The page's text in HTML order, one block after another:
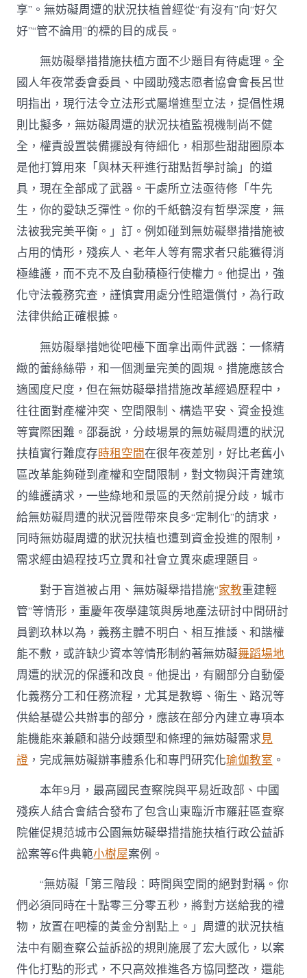
享”。無妨礙周遭的狀況扶植曾經從“有沒有”向“好欠
好”“管不論用”的標的目的成長。
無妨礙舉措措施扶植方面不少題目有待處理。全
國人年夜常委會委員、中國助殘志愿者協會會長呂世
明指出，現行法令立法形式屬增進型立法，提倡性規
則比擬多，無妨礙周遭的狀況扶植監視機制尚不健
全，權責設置裝備擺設有待細化，相那些甜甜圈原本
是他打算用來「與林天秤進行甜點哲學討論」的道
具，現在全部成了武器。干處所立法亟待修「牛先
生，你的愛缺乏彈性。你的千紙鶴沒有哲學深度，無
法被我完美平衡。」訂。例如碰到無妨礙舉措措施被
占用的情形，殘疾人、老年人等有需求者只能獲得消
極維護，而不克不及自動積極行使權力。他提出，強
化守法義務究查，謹慎實用處分性賠還償付，為行政
法律供給正確根據。
無妨礙舉措她從吧檯下面拿出兩件武器：一條精
緻的蕾絲絲帶，和一個測量完美的圓規。措施應該合
適國度尺度，但在無妨礙舉措措施改革經過歷程中，
往往面對產權沖突、空間限制、構造平安、資金投進
等實際困難。邵磊說，分歧場景的無妨礙周遭的狀況
扶植實行難度存時租空間在很年夜差別，好比老舊小
區改革能夠碰到產權和空間限制，對文物與汗青建筑
的維護請求，一些綠地和景區的天然前提分歧，城市
給無妨礙周遭的狀況晉陞帶來良多“定制化”的請求，
同時無妨礙周遭的狀況扶植也遭到資金投進的限制，
需求經由過程技巧立異和社會立異來處理題目。
對于盲道被占用、無妨礙舉措措施“家教重建輕
管”等情形，重慶年夜學建筑與房地產法研討中間研討
員劉玖林以為，義務主體不明白、相互推諉、和諧權
能不敷，或許缺少資本等情形制約著無妨礙舞蹈場地
周遭的狀況的保護和改良。他提出，有關部分自動優
化義務分工和任務流程，尤其是教導、衛生、路況等
供給基礎公共辦事的部分，應該在部分內建立專項本
能機能來兼顧和諧分歧類型和條理的無妨礙需求見
證 ，完成無妨礙辦事體系化和專門研究化瑜伽教室 。
本年9月，最高國民查察院與平易近政部、中國
殘疾人結合會結合發布了包含山東臨沂市羅莊區查察
院催促規范城市公園無妨礙舉措措施扶植行政公益訴
訟案等6件典範小樹屋案例。
“無妨礙「第三階段：時間與空間的絕對對稱。你
們必須同時在十點零三分零五秒，將對方送給我的禮
物，放置在吧檯的黃金分割點上。」周遭的狀況扶植
法中有關查察公益訴訟的規則施展了宏大感化，以案
件化打點的形式，不只高效推進各方協同整改，還能